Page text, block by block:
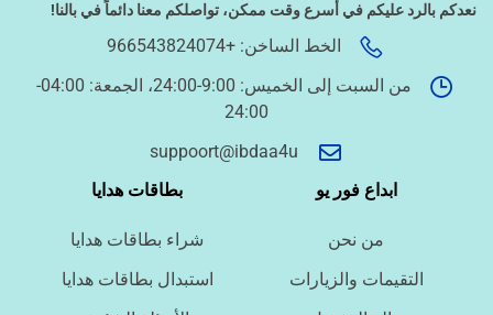
نعدكم بالرد عليكم في أسرع وقت ممكن، تواصلكم معنا دائماً في بالنا!
الخط الساخن: +966543824074
من السبت إلى الخميس: 9:00-24:00، الجمعة: 04:00-
24:00
suppoort@ibdaa4u
ابداع فور يو
من نحن
التقيمات والزيارات
بطاقات هدايا
شراء بطاقات هدايا
استبدال بطاقات هدايا
الخدمات الإلكترونية الحكومية